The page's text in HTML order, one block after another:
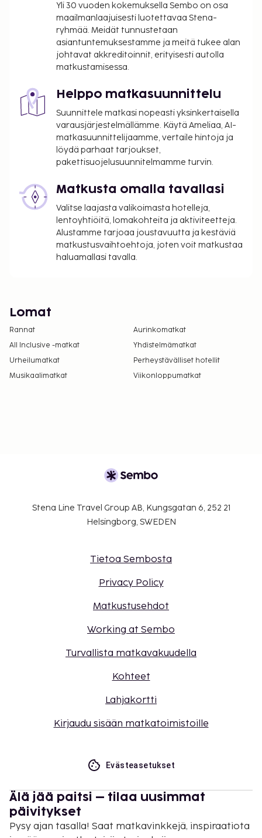
Yli 30 vuoden kokemuksella Sembo on osa
maailmanlaajuisesti luotettavaa Stena-
ryhmää. Meidät tunnustetaan
asiantuntemuksestamme ja meitä tukee alan
johtavat akkreditoinnit, erityisesti autolla
matkustamisessa.
Helppo matkasuunnittelu
Suunnittele matkasi nopeasti yksinkertaisella
varausjärjestelmällämme. Käytä Ameliaa, AI-
matkasuunnittelijaamme, vertaile hintoja ja
löydä parhaat tarjoukset,
pakettisuojelusuunnitelmamme turvin.
Matkusta omalla tavallasi
Valitse laajasta valikoimasta hotelleja,
lentoyhtiöitä, lomakohteita ja aktiviteetteja.
Alustamme tarjoaa joustavuutta ja kestäviä
matkustusvaihtoehtoja, joten voit matkustaa
haluamallasi tavalla.
Lomat
Rannat
Aurinkomatkat
All Inclusive -matkat
Yhdistelmämatkat
Urheilumatkat
Perheystävälliset hotellit
Musikaalimatkat
Viikonloppumatkat
Stena Line Travel Group AB, Kungsgatan 6, 252 21
Helsingborg, SWEDEN
Tietoa Sembosta
Privacy Policy
Matkustusehdot
Working at Sembo
Turvallista matkavakuudella
Kohteet
Lahjakortti
Kirjaudu sisään matkatoimistoille
Evästeasetukset
Älä jää paitsi – tilaa uusimmat
päivitykset
Pysy ajan tasalla! Saat matkavinkkejä, inspiraatiota